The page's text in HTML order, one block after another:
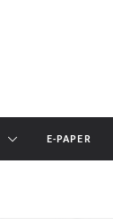
E-PAPER